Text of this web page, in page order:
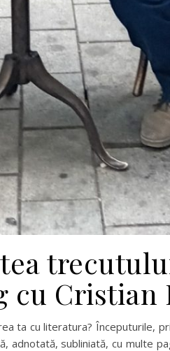
cu Cristian
ta cu literatura? Începuturile,
subliniată, cu multe